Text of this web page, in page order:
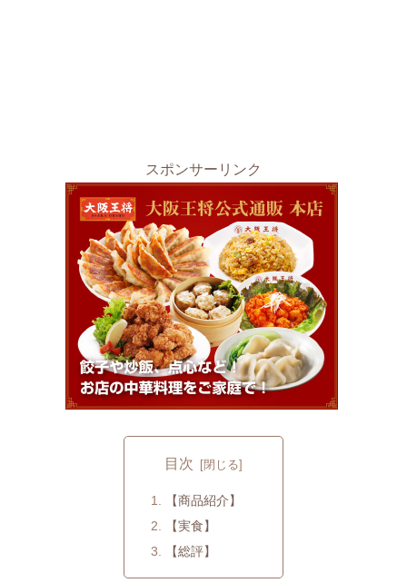
スポンサーリンク
目次
【商品紹介】
【実食】
【総評】